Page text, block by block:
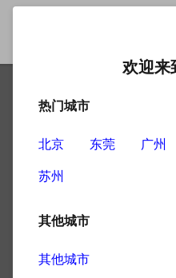
如何掌握成
法
英语，但是成人口语自学
享一些成人口语自学的方法。
欢迎来
热门城市
北京 东莞 广州
苏州
其他城市
其他城市